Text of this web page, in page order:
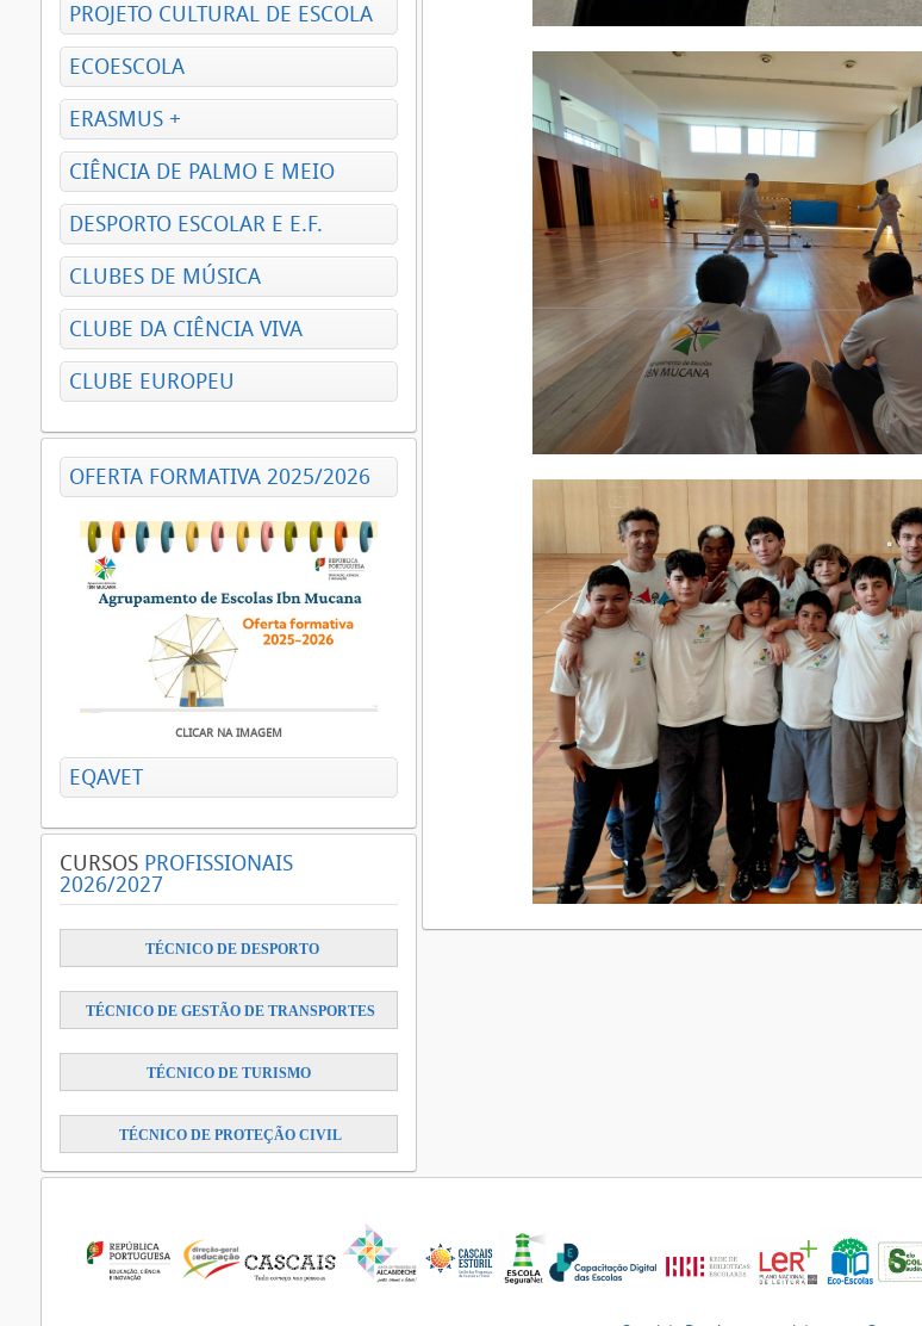
PROJETO CULTURAL DE ESCOLA
ECOESCOLA
ERASMUS +
CIÊNCIA DE PALMO E MEIO
DESPORTO ESCOLAR E E.F.
CLUBES DE MÚSICA
CLUBE DA CIÊNCIA VIVA
CLUBE EUROPEU
OFERTA FORMATIVA 2025/2026
CLICAR NA IMAGEM
EQAVET
CURSOS PROFISSIONAIS
2026/2027
TÉCNICO DE DESPORTO
TÉCNICO DE GESTÃO DE TRANSPORTES
TÉCNICO DE TURISMO
TÉCNICO DE PROTEÇÃO CIVIL